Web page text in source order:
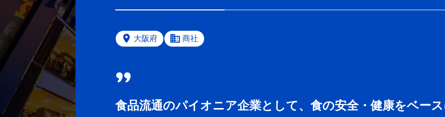
大阪府 商社
食品流通のパイオニア企業として、食の安全・健康をベー